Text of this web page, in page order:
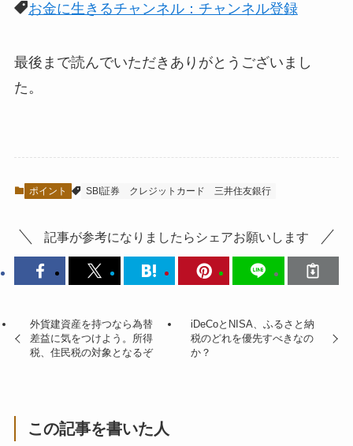
お金に生きるチャンネル：チャンネル登録
最後まで読んでいただきありがとうございまし
た。
ポイント SBI証券 クレジットカード 三井住友銀行
記事が参考になりましたらシェアお願いします
外貨建資産を持つなら為替
差益に気をつけよう。所得
税、住民税の対象となるぞ
iDeCoとNISA、ふるさと納
税のどれを優先すべきなの
か？
この記事を書いた人